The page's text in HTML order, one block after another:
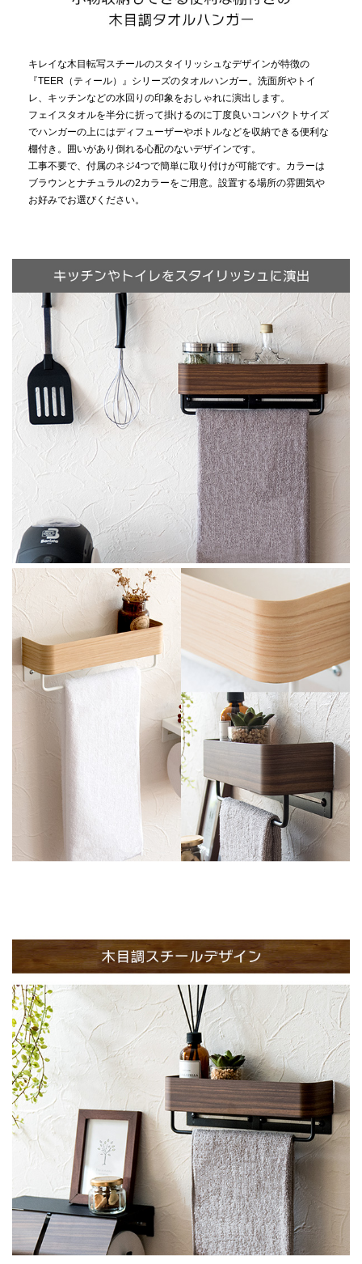
キレイな木目転写スチールのスタイリッシュなデザインが特徴の
『TEER（ティール）』シリーズのタオルハンガー。洗面所やトイ
レ、キッチンなどの水回りの印象をおしゃれに演出します。
フェイスタオルを半分に折って掛けるのに丁度良いコンパクトサイズ
でハンガーの上にはディフューザーやボトルなどを収納できる便利な
棚付き。囲いがあり倒れる心配のないデザインです。
工事不要で、付属のネジ4つで簡単に取り付けが可能です。カラーは
ブラウンとナチュラルの2カラーをご用意。設置する場所の雰囲気や
お好みでお選びください。